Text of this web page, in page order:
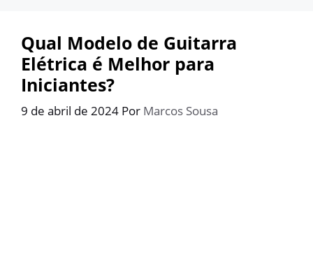
Qual Modelo de Guitarra
Elétrica é Melhor para
Iniciantes?
9 de abril de 2024 Por Marcos Sousa